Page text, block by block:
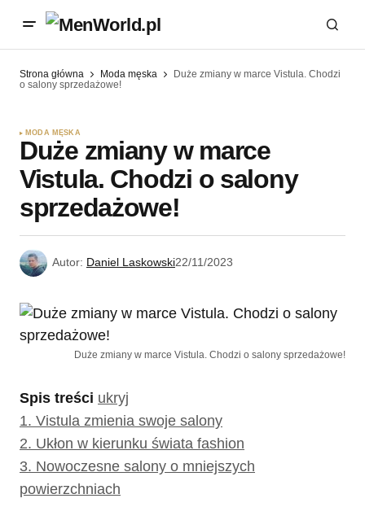
Strona główna Moda męska
Duże zmiany w marce Vistula. Chodzi
o salony sprzedażowe!
MODA MĘSKA
Duże zmiany w marce
Vistula. Chodzi o salony
sprzedażowe!
Autor: Daniel Laskowski22/11/2023
Duże zmiany w marce Vistula. Chodzi o salony sprzedażowe!
Spis treści ukryj
1. Vistula zmienia swoje salony
2. Ukłon w kierunku świata fashion
3. Nowoczesne salony o mniejszych
powierzchniach